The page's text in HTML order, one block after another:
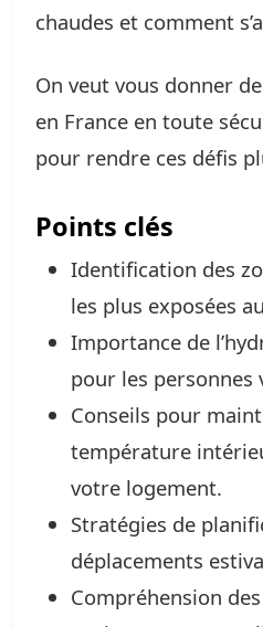
chaudes et comment
On veut vous donner
en France en toute
pour rendre ces défis
Points clés
Identification des
les plus exposées
Importance de
pour les personnes
Conseils pour
température
votre logement.
Stratégies de
déplacements
Compréhension